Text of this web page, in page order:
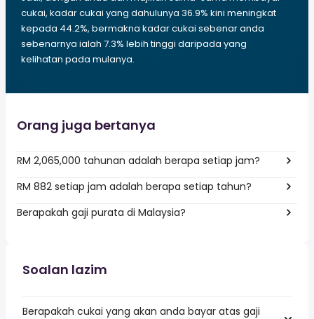
cukai, kadar cukai yang dahulunya 36.9% kini meningkat
kepada 44.2%, bermakna kadar cukai sebenar anda
sebenarnya ialah 7.3% lebih tinggi daripada yang
kelihatan pada mulanya.
Orang juga bertanya
RM 2,065,000 tahunan adalah berapa setiap jam?
RM 882 setiap jam adalah berapa setiap tahun?
Berapakah gaji purata di Malaysia?
Soalan lazim
Berapakah cukai yang akan anda bayar atas gaji